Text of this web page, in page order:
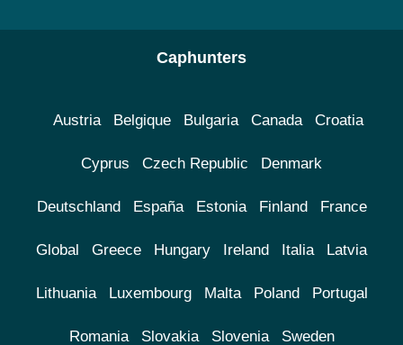
Caphunters
Austria Belgique Bulgaria Canada Croatia
Cyprus Czech Republic Denmark
Deutschland España Estonia Finland France
Global Greece Hungary Ireland Italia Latvia
Lithuania Luxembourg Malta Poland Portugal
Romania Slovakia Slovenia Sweden